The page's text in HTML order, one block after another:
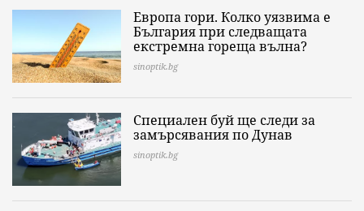
Европа гори. Колко уязвима е
България при следващата
екстремна гореща вълна?
sinoptik.bg
Специален буй ще следи за
замърсявания по Дунав
sinoptik.bg